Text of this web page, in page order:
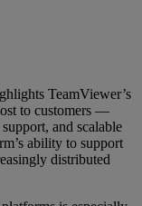
TeamViewer’s
to customers —
and scalable
ability to support
distributed